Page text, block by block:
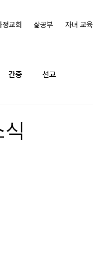
정교회 삶공부 자녀 교육
간증 선교